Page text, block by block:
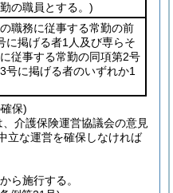
の職員とする。)
職務に従事する常勤の前
に掲げる者1人及び専らそ
従事する常勤の同項第2号
号に掲げる者のいずれか1
保)
介護保険運営協議会の意見
立な運営を確保しなければ
ら施行する。